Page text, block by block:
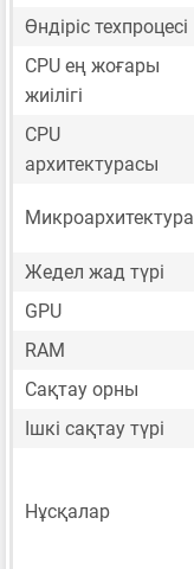
Өндіріс техпроцесі
CPU ең жоғары
жиілігі
CPU
архитектурасы
Микроархитектура
Жедел жад түрі
GPU
RAM
Сақтау орны
Ішкі сақтау түрі
Нұсқалар